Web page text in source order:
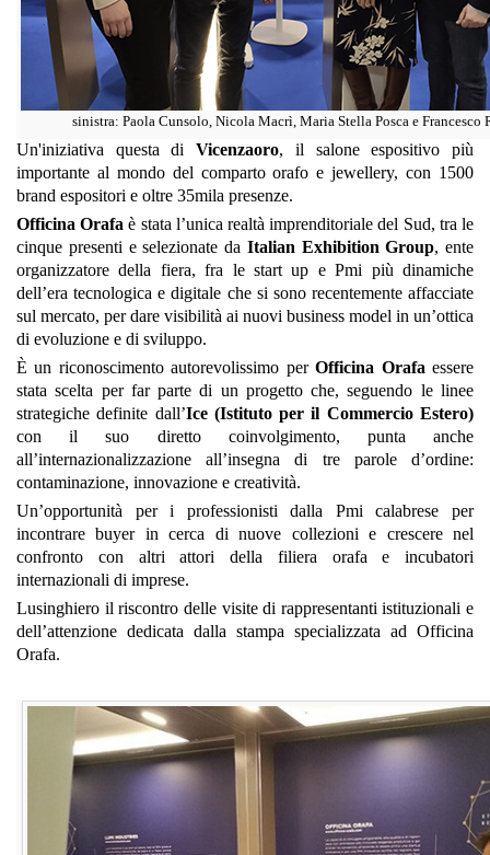
sinistra: Paola Cunsolo, Nicola Macrì, Maria Stella Posca e Francesco
Un'iniziativa questa diVicenzaoro, il salone espositivo più
importante al mondo del comparto orafo e jewellery, con 1500
brand espositori e oltre 35mila presenze.
Officina Orafa è stata l’unica realtà imprenditoriale del Sud, tra le
cinque presenti e selezionate da Italian Exhibition Group, ente
organizzatore della fiera, fra le start up e Pmi più dinamiche
dell’era tecnologica e digitale che si sono recentemente affacciate
sul mercato, per dare visibilità ai nuovi business model in un’ottica
di evoluzione e di sviluppo.
È un riconoscimento autorevolissimo perOfficina Orafa essere
stata scelta per far parte di un progetto che, seguendo le linee
strategiche definite dall’Ice (Istituto per il Commercio Estero)
con il suo diretto coinvolgimento, punta anche
all’internazionalizzazione all’insegna di tre parole d’ordine:
contaminazione, innovazione e creatività.
Un’opportunità per i professionisti dalla Pmi calabrese per
incontrare buyer in cerca di nuove collezioni e crescere nel
confronto con altri attori della filiera orafa e incubatori
internazionali di imprese.
Lusinghiero il riscontro delle visite di rappresentanti istituzionali e
dell’attenzione dedicata dalla stampa specializzata ad Officina
Orafa.